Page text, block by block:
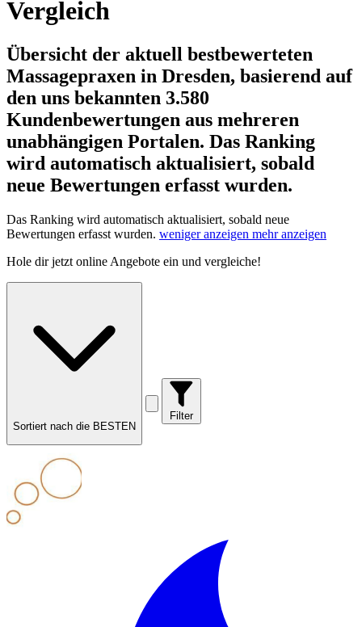
Vergleich
Übersicht der aktuell bestbewerteten
Massagepraxen in Dresden, basierend auf
den uns bekannten 3.580
Kundenbewertungen aus mehreren
unabhängigen Portalen. Das Ranking
wird automatisch aktualisiert, sobald
neue Bewertungen erfasst wurden.
Das Ranking wird automatisch aktualisiert, sobald neue
Bewertungen erfasst wurden. weniger anzeigen mehr anzeigen
Hole dirjetzt online Angebote ein und vergleiche!
Sortiert nach die BESTEN
Filter